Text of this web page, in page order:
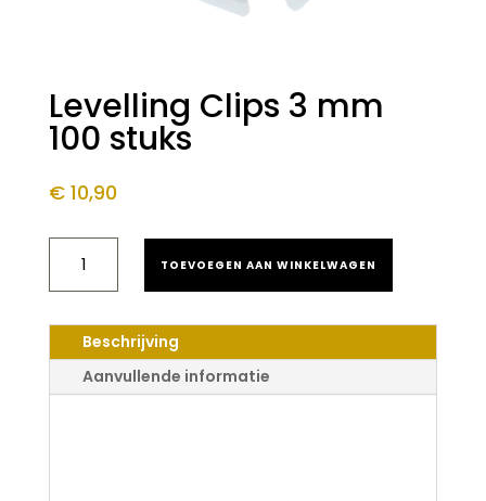
Levelling Clips 3 mm
100 stuks
€10,90
3
100
STUKS
AANTAL
TOEVOEGEN AAN WINKELWAGEN
Beschrijving
Aanvullende informatie